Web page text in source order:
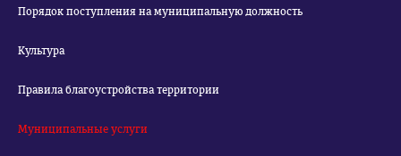
Порядок поступления на муниципальную должность
Культура
Правила благоустройства территории
Муниципальные услуги